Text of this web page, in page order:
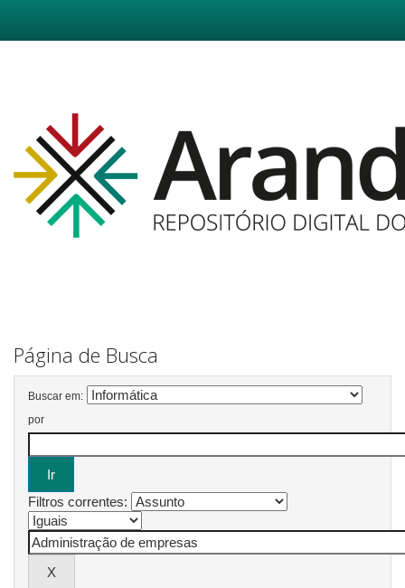
Página de Busca
Buscar em:
por
Filtros correntes: